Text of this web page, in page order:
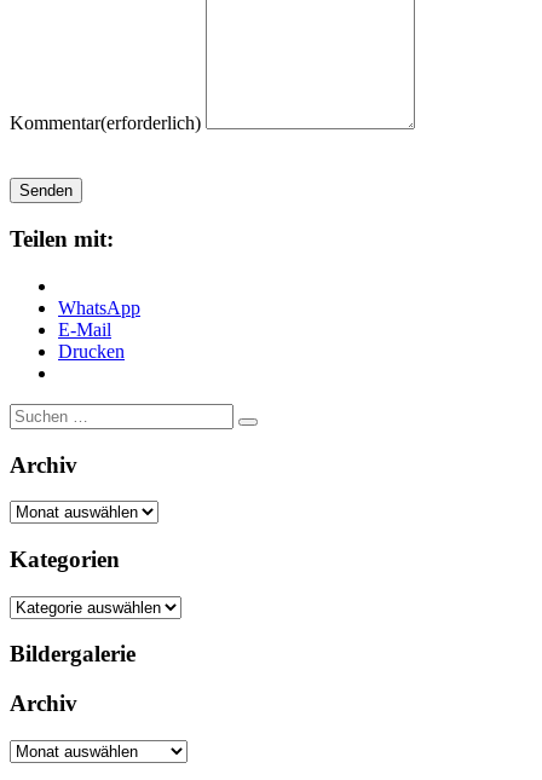
Kommentar(erforderlich)
Senden
Teilen mit:
WhatsApp
E-Mail
Drucken
Suche
nach:
Archiv
Archiv
Kategorien
Kategorien
Bildergalerie
Archiv
Archiv